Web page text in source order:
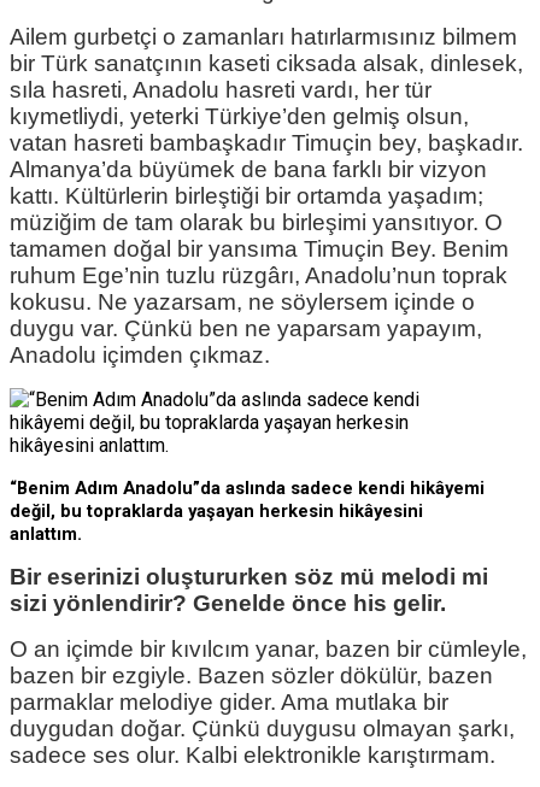
Ailem gurbetçi o zamanları hatırlarmısınız bilmem
bir Türk sanatçının kaseti ciksada alsak, dinlesek,
sıla hasreti, Anadolu hasreti vardı, her tür
kıymetliydi, yeterki Türkiye’den gelmiş olsun,
vatan hasreti bambaşkadır Timuçin bey, başkadır.
Almanya’da büyümek de bana farklı bir vizyon
kattı. Kültürlerin birleştiği bir ortamda yaşadım;
müziğim de tam olarak bu birleşimi yansıtıyor. O
tamamen doğal bir yansıma Timuçin Bey. Benim
ruhum Ege’nin tuzlu rüzgârı, Anadolu’nun toprak
kokusu. Ne yazarsam, ne söylersem içinde o
duygu var. Çünkü ben ne yaparsam yapayım,
Anadolu içimden çıkmaz.
“Benim Adım Anadolu”da aslında sadece kendi hikâyemi
değil, bu topraklarda yaşayan herkesin hikâyesini
anlattım.
Bir eserinizi oluştururken söz mü melodi mi
sizi yönlendirir? Genelde önce his gelir.
O an içimde bir kıvılcım yanar, bazen bir cümleyle,
bazen bir ezgiyle. Bazen sözler dökülür, bazen
parmaklar melodiye gider. Ama mutlaka bir
duygudan doğar. Çünkü duygusu olmayan şarkı,
sadece ses olur. Kalbi elektronikle karıştırmam.